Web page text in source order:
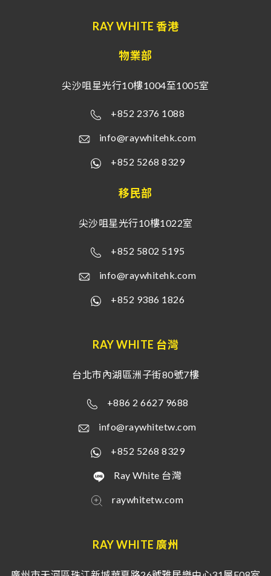
RAY WHITE 香港
物業部
尖沙咀星光行10樓1004至1005室
+852 2376 1088
info@raywhitehk.com
+852 5268 8329
移民部
尖沙咀星光行10樓1022室
+852 5802 5195
info@raywhitehk.com
+852 9386 1826
RAY WHITE 台灣
台北市內湖區洲子街80號7樓
+886 2 6627 9688
info@raywhitetw.com
+852 5268 8329
Ray White 台灣
raywhitetw.com
RAY WHITE 廣州